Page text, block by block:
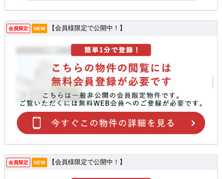
会員限定 NEW 【会員様限定で公開中！】
会員限定 NEW 【会員様限定で公開中！】